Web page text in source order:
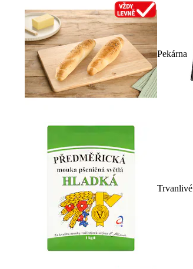
Pekárna
Trvanlivé